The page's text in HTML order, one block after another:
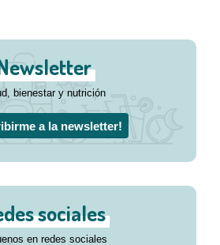
bienestar y nutrición
a la newsletter!
sociales
en redes sociales